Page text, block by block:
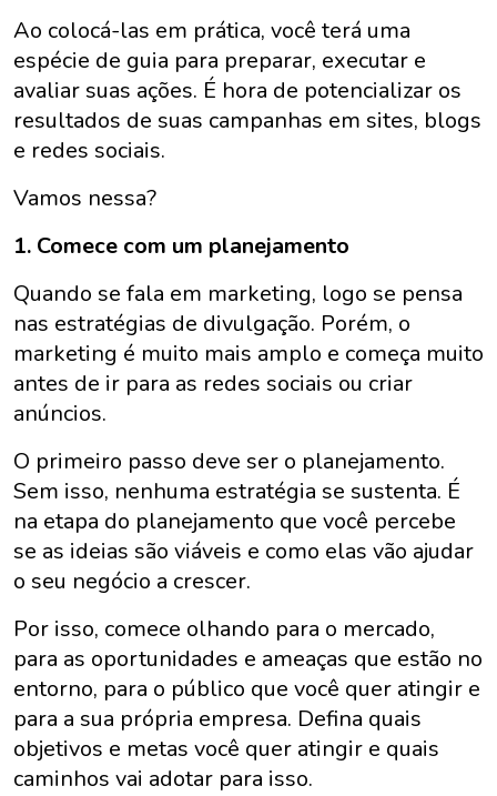
Ao colocá-las em prática, você terá uma
espécie de guia para preparar, executar e
avaliar suas ações. É hora de potencializar os
resultados de suas campanhas em sites, blogs
e redes sociais.
Vamos nessa?
1. Comece com um planejamento
Quando se fala em marketing, logo se pensa
nas estratégias de divulgação. Porém, o
marketing é muito mais amplo e começa muito
antes de ir para as redes sociais ou criar
anúncios.
O primeiro passo deve ser o planejamento.
Sem isso, nenhuma estratégia se sustenta. É
na etapa do planejamento que você percebe
se as ideias são viáveis e como elas vão ajudar
o seu negócio a crescer.
Por isso, comece olhando para o mercado,
para as oportunidades e ameaças que estão no
entorno, para o público que você quer atingir e
para a sua própria empresa. Defina quais
objetivos e metas você quer atingir e quais
caminhos vai adotar para isso.